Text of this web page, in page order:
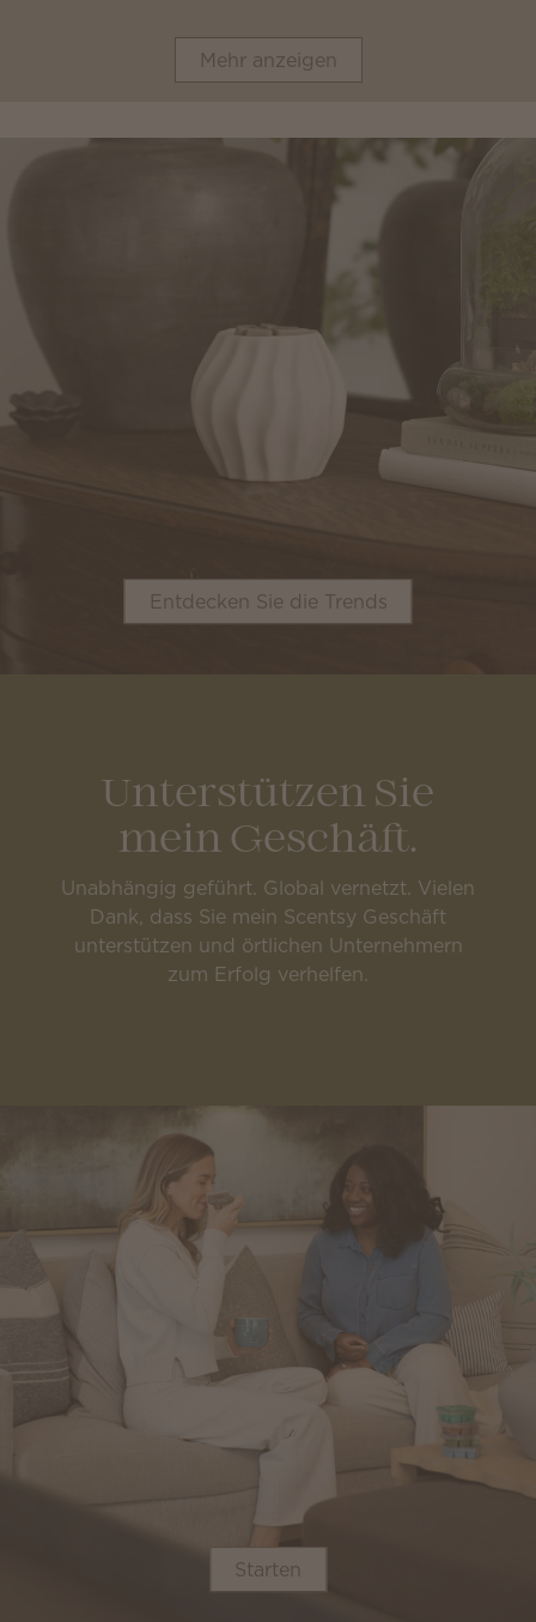
Mehr anzeigen
Entdecken Sie die Trends
Unterstützen Sie
mein Geschäft.
Unabhängig geführt. Global vernetzt. Vielen
Dank, dass Sie mein Scentsy Geschäft
unterstützen und örtlichen Unternehmern
zum Erfolg verhelfen.
Starten